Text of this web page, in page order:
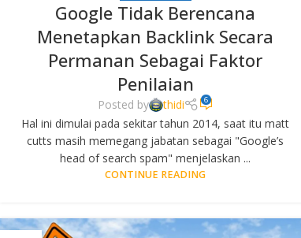
Google Tidak Berencana
Menetapkan Backlink Secara
Permanan Sebagai Faktor
Penilaian
Posted by thidi 6
Hal ini dimulai pada sekitar tahun 2014, saat itu matt
cutts masih memegang jabatan sebagai "Google’s
head of search spam" menjelaskan ...
CONTINUE READING